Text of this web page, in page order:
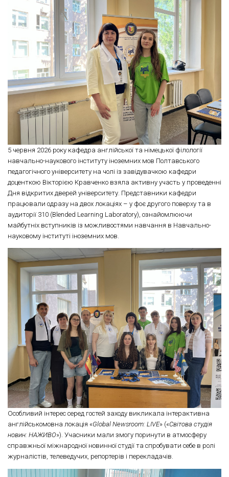
5 червня 2026 року кафедра англійської та німецької філології
навчально-наукового інституту іноземних мов Полтавського
педагогічного університету на чолі із завідувачкою кафедри
доценткою Вікторією Кравченко взяла активну участь у проведенні
Дня відкритих дверей університету. Представники кафедри
працювали одразу на двох локаціях – у фоє другого поверху та в
аудиторії 310 (Blended Learning Laboratory), ознайомлюючи
майбутніх вступників із можливостями навчання в Навчально-
науковому інституті іноземних мов.
Особливий інтерес серед гостей заходу викликала інтерактивна
англійськомовна локація «Global Newsroom: LIVE» («Світова студія
новин: НАЖИВО»). Учасники мали змогу поринути в атмосферу
справжньої міжнародної новинної студії та спробувати себе в ролі
журналістів, телеведучих, репортерів і перекладачів.